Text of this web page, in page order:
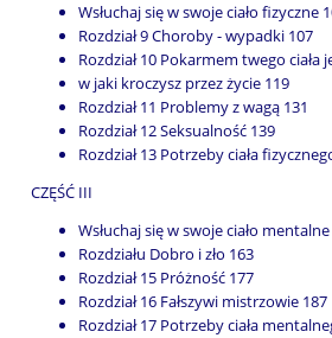
Wsłuchaj się w swoje ciało fizyczne
Rozdział 9 Choroby - wypadki 107
Rozdział 10 Pokarmem twego ciała
w jaki kroczysz przez życie 119
Rozdział 11 Problemy z wagą 131
Rozdział 12 Seksualność 139
Rozdział 13 Potrzeby ciała
CZĘŚĆ III
Wsłuchaj się w swoje ciało mentalne
Rozdziału Dobro i zło 163
Rozdział 15 Próżność 177
Rozdział 16 Fałszywi mistrzowie 187
Rozdział 17 Potrzeby ciała